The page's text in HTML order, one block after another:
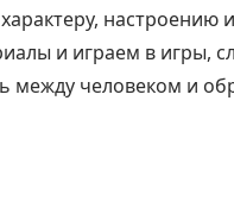
настроению
и играем в игры,
между человеком и